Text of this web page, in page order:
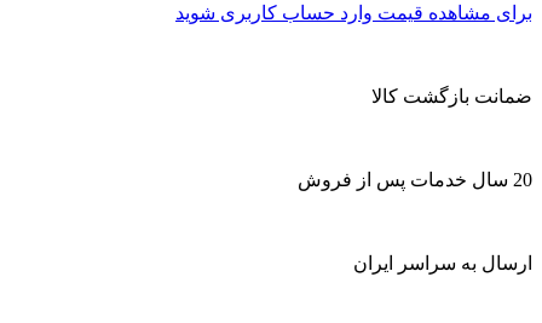
برای مشاهده قیمت وارد حساب کاربری شوید
ضمانت بازگشت کالا
20 سال خدمات پس از فروش
ارسال به سراسر ایران